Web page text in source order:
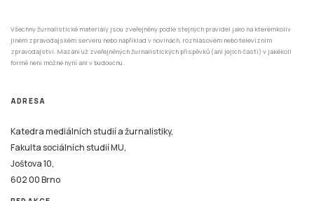
Všechny žurnalistické materiály jsou zveřejněny podle stejných pravidel jako na kterémkoliv
jiném zpravodajském serveru nebo například v novinách, rozhlasovém nebo televizním
zpravodajství. Mazání už zveřejněných žurnalistických příspěvků (ani jejich částí) v jakékoli
formě není možné nyní ani v budoucnu.
ADRESA
Katedra mediálních studií a žurnalistiky,
Fakulta sociálních studií MU,
Joštova 10,
602 00 Brno